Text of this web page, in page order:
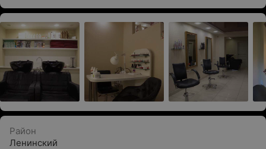
Район
Ленинский